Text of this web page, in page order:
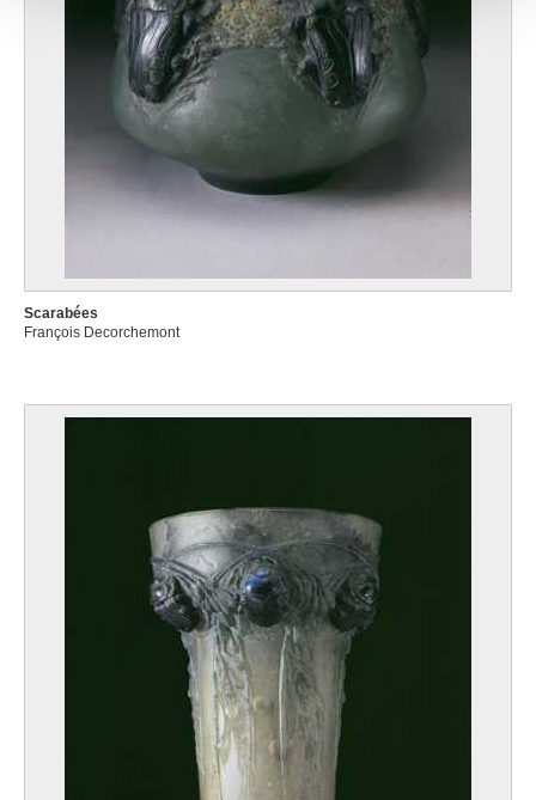
avec d'autres informations que vous leur avez fournies
ou qu'ils ont collectées lors de votre utilisation de leurs
Scarabées
François Decorchemont